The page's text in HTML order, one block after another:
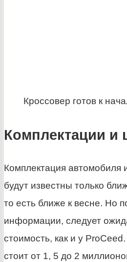
Кроссовер готов к
Комплектации и
Комплектация автомобиля
будут известны только
то есть ближе к весне. Но
информации, следует
стоимость, как и у
стоит от 1, 5 до 2